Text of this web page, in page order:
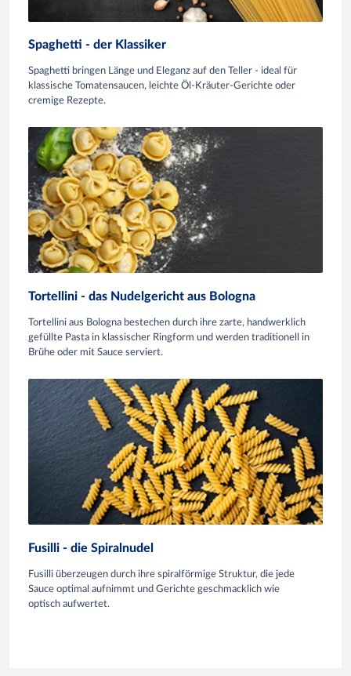
Spaghetti - der Klassiker
Spaghetti bringen Länge und Eleganz auf den Teller - ideal für
klassische Tomatensaucen, leichte Öl-Kräuter-Gerichte oder
cremige Rezepte.
Tortellini - das Nudelgericht aus Bologna
Tortellini aus Bologna bestechen durch ihre zarte, handwerklich
gefüllte Pasta in klassischer Ringform und werden traditionell in
Brühe oder mit Sauce serviert.
Fusilli - die Spiralnudel
Fusilli überzeugen durch ihre spiralförmige Struktur, die jede
Sauce optimal aufnimmt und Gerichte geschmacklich wie
optisch aufwertet.